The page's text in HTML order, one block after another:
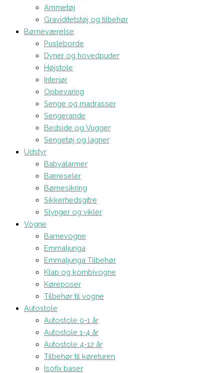
Ammetøj
Graviditetstøj og tilbehør
Børneværelse
Pusleborde
Dyner og hovedpuder
Højstole
Interiør
Opbevaring
Senge og madrasser
Sengerande
Bedside og Vugger
Sengetøj og lagner
Udstyr
Babyalarmer
Bæreseler
Børnesikring
Sikkerhedsgitre
Slynger og vikler
Vogne
Barnevogne
Emmaljunga
Emmaljunga Tilbehør
Klap og kombivogne
Køreposer
Tilbehør til vogne
Autostole
Autostole 0-1 år
Autostole 1-4 år
Autostole 4-12 år
Tilbehør til køreturen
Isofix baser